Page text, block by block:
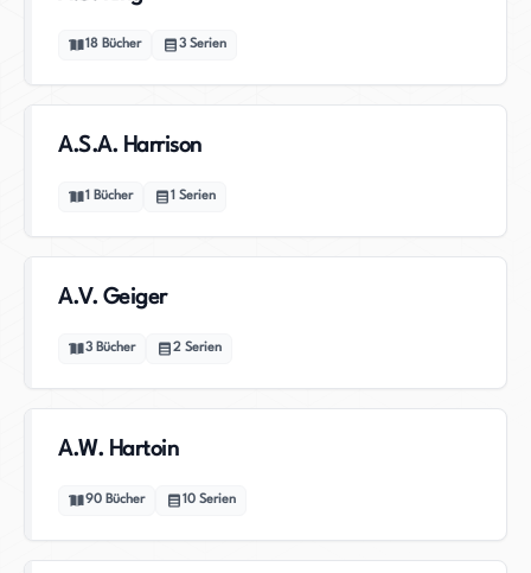
18 Bücher 3 Serien
A.S.A. Harrison
1 Bücher 1 Serien
A.V. Geiger
3 Bücher 2 Serien
A.W. Hartoin
90 Bücher 10 Serien